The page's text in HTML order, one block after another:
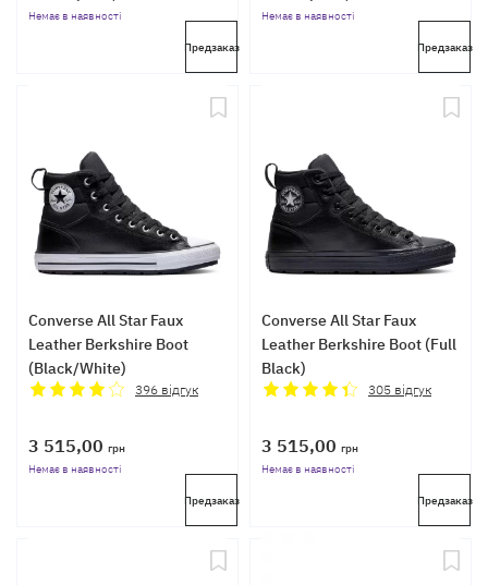
Немає в наявності
Предзаказ
Немає в наявності
Предзаказ
Converse All Star Faux
Leather Berkshire Boot
(Black/White)
396 відгук
3 515,00 грн
Немає в наявності
Предзаказ
Converse All Star Faux
Leather Berkshire Boot (Full
Black)
305 відгук
3 515,00 грн
Немає в наявності
Предзаказ